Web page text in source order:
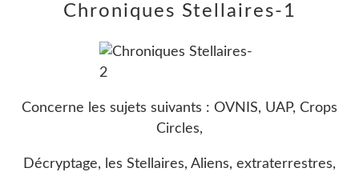
Chroniques Stellaires-1
Concerne les sujets suivants : OVNIS, UAP, Crops
Circles,
Décryptage, les Stellaires, Aliens, extraterrestres,